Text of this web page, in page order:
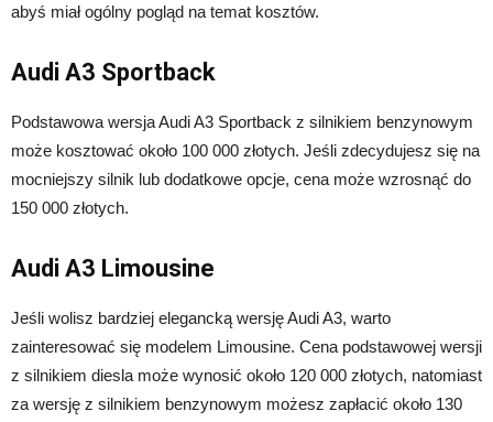
abyś miał ogólny pogląd na temat kosztów.
Audi A3 Sportback
Podstawowa wersja Audi A3 Sportback z silnikiem benzynowym
może kosztować około 100 000 złotych. Jeśli zdecydujesz się na
mocniejszy silnik lub dodatkowe opcje, cena może wzrosnąć do
150 000 złotych.
Audi A3 Limousine
Jeśli wolisz bardziej elegancką wersję Audi A3, warto
zainteresować się modelem Limousine. Cena podstawowej wersji
z silnikiem diesla może wynosić około 120 000 złotych, natomiast
za wersję z silnikiem benzynowym możesz zapłacić około 130